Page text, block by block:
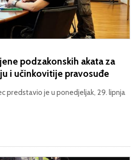
podzakonskih akata za
i učinkovitije pravosuđe
predstavio je u ponedjeljak, 29. lipnja